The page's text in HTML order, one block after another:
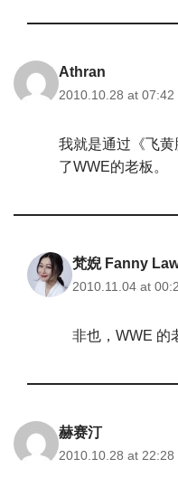
Athran
2010.10.28 at 07:42
我就是通过《飞
了WWE的老板。
梵婗 Fanny
2010.11.04 at
非也，WWE 的
赫赛汀
2010.10.28 at 22:28